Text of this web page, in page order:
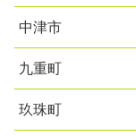
中津市
九重町
玖珠町